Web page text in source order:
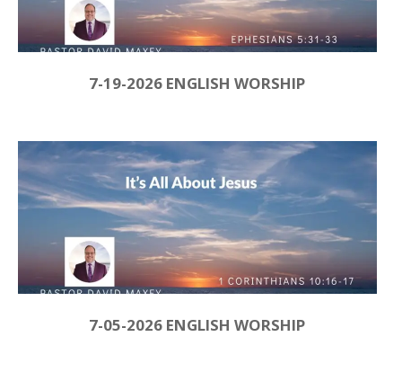
7-19-2026 ENGLISH WORSHIP
7-05-2026 ENGLISH WORSHIP